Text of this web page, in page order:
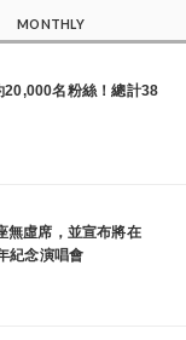
MONTHLY
名粉絲！總計38
無虛席，並宣布將在
紀念演唱會